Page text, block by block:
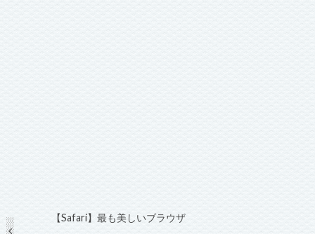
【Safari】最も美しいブラウザ